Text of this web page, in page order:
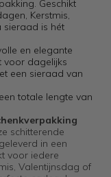
Geschikt
Kerstmis,
sieraad is hét
en elegante
voor dagelijks
een sieraad van
totale lengte van
schitterende
in een
voor iedere
Valentijnsdag of